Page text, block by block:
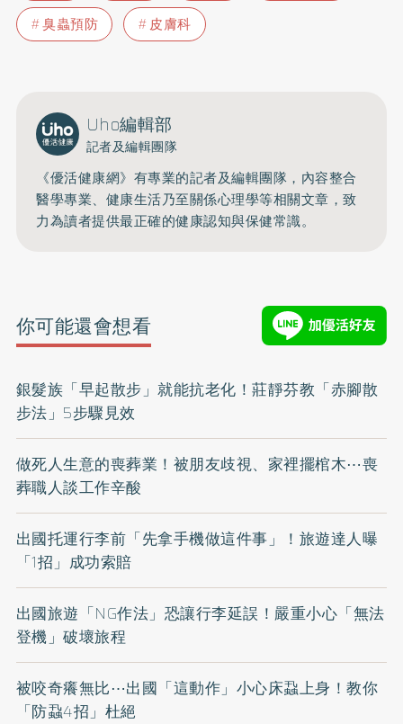
臭蟲預防
皮膚科
Uho編輯部
記者及編輯團隊
《優活健康網》有專業的記者及編輯團隊，內容整合
醫學專業、健康生活乃至關係心理學等相關文章，致
力為讀者提供最正確的健康認知與保健常識。
你可能還會想看
銀髮族「早起散步」就能抗老化！莊靜芬教「赤腳散
步法」5步驟見效
做死人生意的喪葬業！被朋友歧視、家裡擺棺木⋯喪
葬職人談工作辛酸
出國托運行李前「先拿手機做這件事」！旅遊達人曝
「1招」成功索賠
出國旅遊「NG作法」恐讓行李延誤！嚴重小心「無法
登機」破壞旅程
被咬奇癢無比⋯出國「這動作」小心床蝨上身！教你
「防蝨4招」杜絕